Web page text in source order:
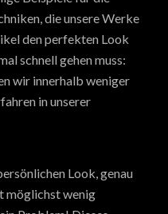
die unsere Werke
den perfekten Look
schnell gehen muss:
wir innerhalb weniger
in unserer
Look, genau
möglichst wenig